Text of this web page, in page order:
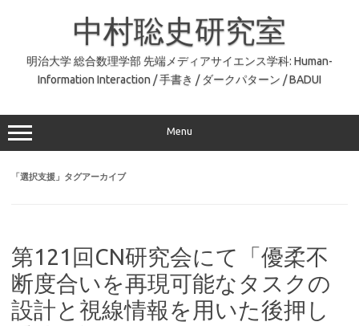
中村聡史研究室
明治大学 総合数理学部 先端メディアサイエンス学科: Human-
Information Interaction / 手書き / ダークパターン / BADUI
Menu
「選択支援 」タグアーカイブ
第121回CN研究会にて「優柔不
断度合いを再現可能なタスクの
設計と視線情報を用いた後押し